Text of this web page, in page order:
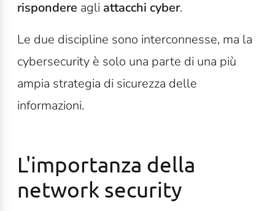
rispondere agli attacchi cyber.
Le due discipline sono interconnesse, ma la
cybersecurity è solo una parte di una più
ampia strategia di sicurezza delle
informazioni.
L'importanza della
network security